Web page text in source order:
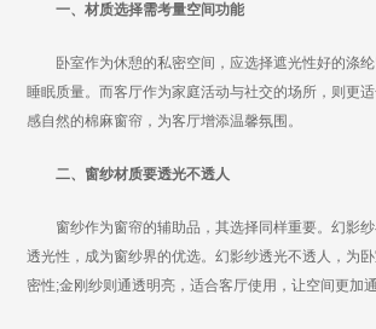
一、材质选择需考量空间功能
卧室作为休憩的私密空间，应选择遮光性好的涤纶
睡眠质量。而客厅作为家庭活动与社交的场所，则更
感自然的棉麻窗帘，为客厅增添温馨氛围。
二、窗纱材质要透光不透人
窗纱作为窗帘的辅助品，其选择同样重要。幻影纱
透光性，成为窗纱界的优选。幻影纱透光不透人，为
密性;金刚纱则通透明亮，适合客厅使用，让空间更加通